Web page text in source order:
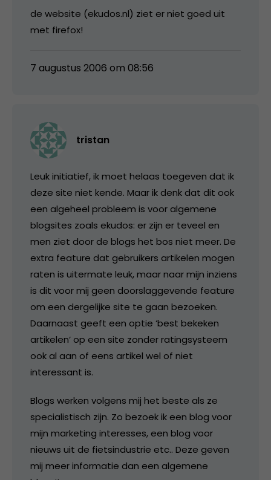
de website (ekudos.nl) ziet er niet goed uit
met firefox!
7 augustus 2006 om 08:56
tristan
Leuk initiatief, ik moet helaas toegeven dat ik
deze site niet kende. Maar ik denk dat dit ook
een algeheel probleem is voor algemene
blogsites zoals ekudos: er zijn er teveel en
men ziet door de blogs het bos niet meer. De
extra feature dat gebruikers artikelen mogen
raten is uitermate leuk, maar naar mijn inziens
is dit voor mij geen doorslaggevende feature
om een dergelijke site te gaan bezoeken.
Daarnaast geeft een optie ‘best bekeken
artikelen’ op een site zonder ratingsysteem
ook al aan of eens artikel wel of niet
interessant is.
Blogs werken volgens mij het beste als ze
specialistisch zijn. Zo bezoek ik een blog voor
mijn marketing interesses, een blog voor
nieuws uit de fietsindustrie etc.. Deze geven
mij meer informatie dan een algemene